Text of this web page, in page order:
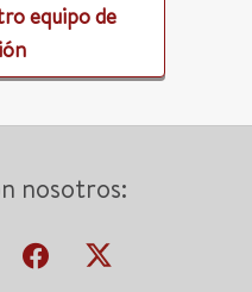
equipo de
nosotros: